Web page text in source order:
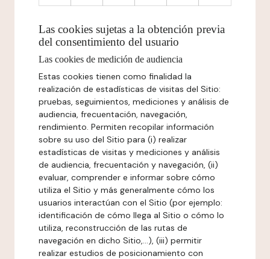
Las cookies sujetas a la obtención previa
del consentimiento del usuario
Las cookies de medición de audiencia
Estas cookies tienen como finalidad la
realización de estadísticas de visitas del Sitio:
pruebas, seguimientos, mediciones y análisis de
audiencia, frecuentación, navegación,
rendimiento. Permiten recopilar información
sobre su uso del Sitio para (i) realizar
estadísticas de visitas y mediciones y análisis
de audiencia, frecuentación y navegación, (ii)
evaluar, comprender e informar sobre cómo
utiliza el Sitio y más generalmente cómo los
usuarios interactúan con el Sitio (por ejemplo:
identificación de cómo llega al Sitio o cómo lo
utiliza, reconstrucción de las rutas de
navegación en dicho Sitio,...), (iii) permitir
realizar estudios de posicionamiento con